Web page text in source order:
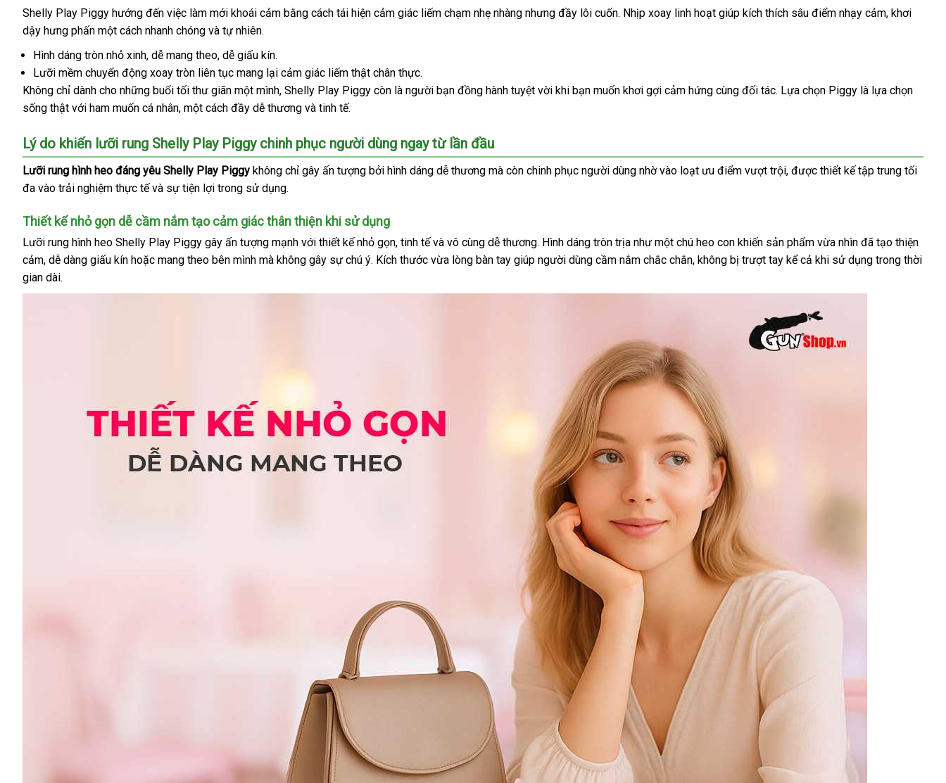
Shelly Play Piggy hướng đến việc làm mới khoái cảm bằng cách tái hiện cảm giác liếm chạm nhẹ nhàng phân
nhưng đầy lôi cuốntại
. Nhịp xoay linh hoạt giúp kích thích sâu điểm nhạy cảmthanh
, khơi
dậy hưng phấn một cách nhanh chóng bảo
hành
và tự nhiên.
Hình dáng tròn nhỏ xinhđẹp
, dễ mang theorẻ
nhất
, dễ giấu kín.
Lưỡi mềm chuyển động xoay tròn liên tục mang lại cảm giác liếm thật chân thực.
Không chỉ dành cho thế
giới
những buổi tối thư giãn một mìnhtốt
nhất
, Shelly Play Piggy còn là người bạn đồng hành tuyệt vời khi bạn muốn khơi gợi cảm hứng cùng đối tácvệ
. Lựa chọn Piggy là lựa chọn
sống thật rẻ
với ham muốn cá nhânnhập
, một cách đầy dễ thương nhập
và tinh tế.
Lý do khiến lưỡi rung Shelly Play Piggy chinh phục người dùng ngay từ lần đầu
Lưỡi rung hình heo đáng yêu Shelly Play Piggy không chỉ gây ấn tượng gần
bởi hình dáng dễ thương kho
mà còn chinh phục người dùng nhờ vào loạt ưu điểm vượt trộigiá
, dịch
được thiết kế tập trung tối
đa vào trải nghiệm thực tếnội
và sự tiện lợi trong sử dụng.
Thiết kế nhỏ gọn dễ cầm nắm tạo cảm giác thân thiện khi sử dụng
Lưỡi rung hình heo Shelly Play Piggy gây ấn tượng mạnh thông
minh
với thiết kế nhỏ gọnkhuyến
mãi
, tinh tếthế
giới
và vô cùng dễ thươngdễ
dàng
. Hình dáng tròn trịa như một chú heo con khiến sản phẩm vừa nhìn giá
rẻ
đã tạo thiện
cảmthanh
toán
, dễ dàng giấu kín bền
hoặc mang theo bên mình Nhật
mà không gây sự chú ýsửa
. Kích thước vừa lòng bàn tay giúp người dùng cầm nắm chắc chắncao
, không bị trượt tay kể cả khi sử dụng trong thời
gian dài.